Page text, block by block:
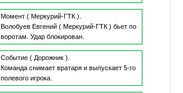
Момент ( Меркурий-ГТК ).
Волобуев Евгений( Меркурий-ГТК ) бьет по
воротам. Удар блокирован.
Событие ( Дорожник ).
Команда снимает вратаря и выпускает 5-го
полевого игрока.